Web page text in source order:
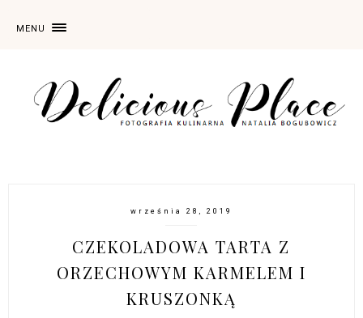
MENU
września 28, 2019
CZEKOLADOWA TARTA Z
ORZECHOWYM KARMELEM I
KRUSZONKĄ